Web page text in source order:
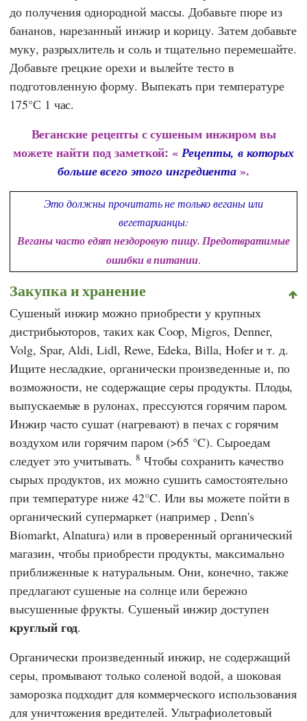
до получения однородной массы. Добавьте пюре из
бананов, нарезанный инжир и корицу. Затем добавьте
муку, разрыхлитель и соль и тщательно перемешайте.
Добавьте грецкие орехи и вылейте тесто в
подготовленную форму. Выпекать при температуре
175°С 1 час.
Веганские рецепты с сушеным инжиром вы
можете найти под заметкой: «Рецепты, в которых
больше всего этого ингредиента ».
Это должны прочитать не только веганы или
вегетарианцы:
Веганы часто едят нездоровую пищу. Предотвратимые
ошибки в питании.
Закупка и хранение
Сушеный инжир можно приобрести у крупных
дистрибьюторов, таких как Coop,Migros, Denner,
Volg, Spar, Aldi,Lidl, Rewe, Edeka,Billa, Hoferи т. д.
Ищите несладкие, органически произведенные и, по
возможности, не содержащие серы продукты. Плоды,
выпускаемые в рулонах, прессуются горячим паром.
Инжир часто сушат (нагревают) в печах с горячим
воздухом или горячим паром (>65 °C). Сыроедам
следует это учитывать. 8 Чтобы сохранить качество
сырых продуктов, их можно сушить самостоятельно
при температуре ниже 42°C. Или вы можете пойти в
органический супермаркет (например , Denn's
Biomarkt, Alnatura) или в проверенный органический
магазин, чтобы приобрести продукты, максимально
приближенные к натуральным. Они, конечно, также
предлагают сушеные на солнце или бережно
высушенные фрукты. Сушеный инжир доступен
круглый год.
Органически произведенный инжир, не содержащий
серы, промывают только соленой водой, а шоковая
заморозка подходит для коммерческого использования
для уничтожения вредителей. Ультрафиолетовый